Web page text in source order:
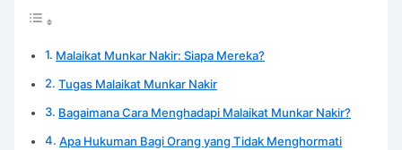
Malaikat Munkar Nakir: Siapa Mereka?
Tugas Malaikat Munkar Nakir
Bagaimana Cara Menghadapi Malaikat Munkar Nakir?
Apa Hukuman Bagi Orang yang Tidak Menghormati